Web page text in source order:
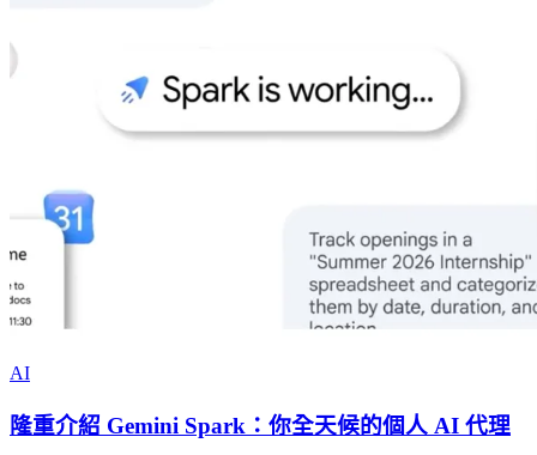
AI
隆重介紹 Gemini Spark：你全天候的個人 AI 代理